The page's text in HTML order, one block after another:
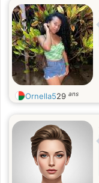
Ornella529 ans